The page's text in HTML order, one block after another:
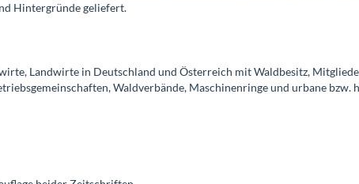
Hintergründe geliefert.
Landwirte in Deutschland und Österreich mit Waldbesitz,
Waldverbände, Maschinenringe und urbane bzw.